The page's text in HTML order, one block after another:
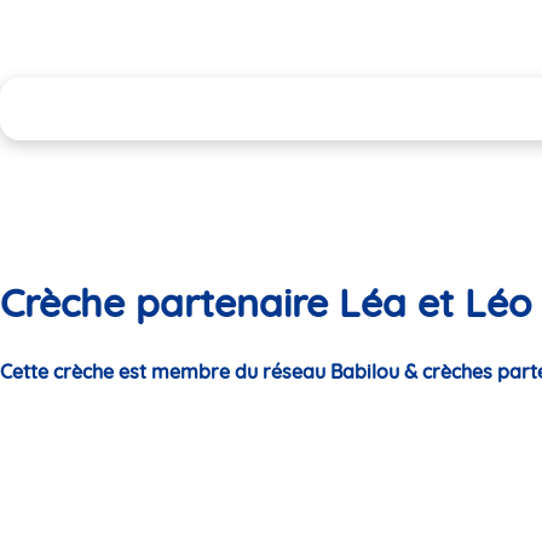
Crèche partenaire Léa et
Cette crèche est membre du réseau Babilou & crèches